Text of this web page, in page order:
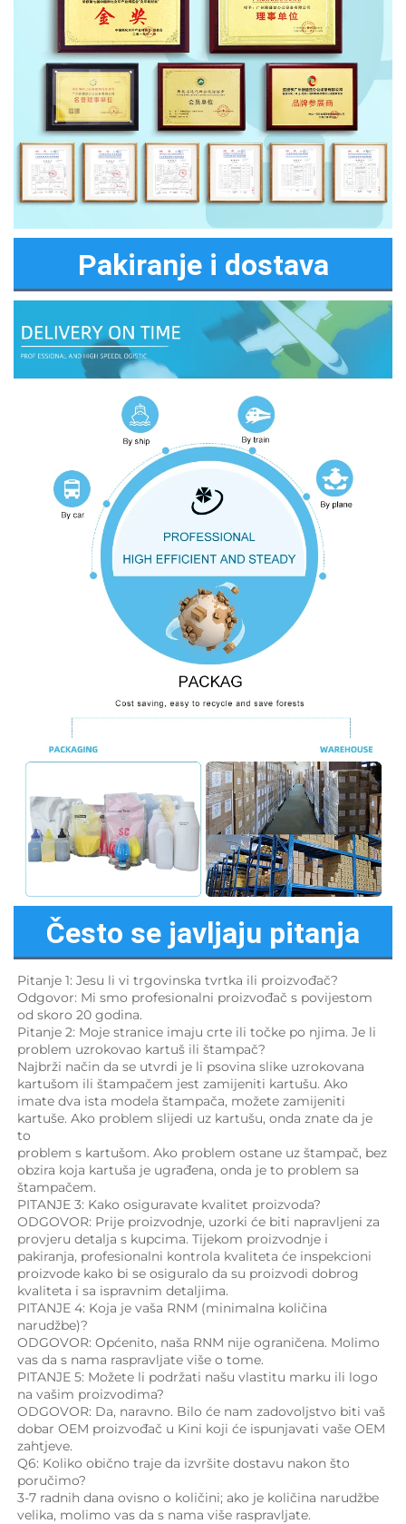
Pakiranje i dostava
Često se javljaju pitanja
Pitanje 1: Jesu li vi trgovinska tvrtka ili proizvođač?
Odgovor: Mi smo profesionalni proizvođač s povijestom
od skoro 20 godina.
Pitanje 2: Moje stranice imaju crte ili točke po njima. Je li
problem uzrokovao kartuš ili štampač?
Najbrži način da se utvrdi je li psovina slike uzrokovana
kartušom ili štampačem jest zamijeniti kartušu. Ako
imate dva ista modela štampača, možete zamijeniti
kartuše. Ako problem slijedi uz kartušu, onda znate da je
to
problem s kartušom. Ako problem ostane uz štampač, bez
obzira koja kartuša je ugrađena, onda je to problem sa
štampačem.
PITANJE 3: Kako osiguravate kvalitet proizvoda?
ODGOVOR: Prije proizvodnje, uzorki će biti napravljeni za
provjeru detalja s kupcima. Tijekom proizvodnje i
pakiranja, profesionalni kontrola kvaliteta će inspekcioni
proizvode kako bi se osiguralo da su proizvodi dobrog
kvaliteta i sa ispravnim detaljima.
PITANJE 4: Koja je vaša RNM (minimalna količina
narudžbe)?
ODGOVOR: Općenito, naša RNM nije ograničena. Molimo
vas da s nama raspravljate više o tome.
PITANJE 5: Možete li podržati našu vlastitu marku ili logo
na vašim proizvodima?
ODGOVOR: Da, naravno. Bilo će nam zadovoljstvo biti vaš
dobar OEM proizvođač u Kini koji će ispunjavati vaše OEM
zahtjeve.
Q6: Koliko obično traje da izvršite dostavu nakon što
poručimo?
3-7 radnih dana ovisno o količini; ako je količina narudžbe
velika, molimo vas da s nama više raspravljate.